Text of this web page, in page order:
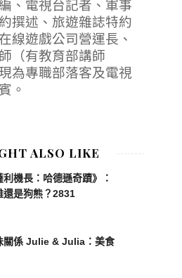
、電視台記者、軍事
撰述、旅遊雜誌特約
線遊戲公司營運長、
（有教育部講師
為專職部落客及電視
。
ALSO LIKE
利機長：哈德遜奇蹟》：
還是狗熊？2831
關係 Julie & Julia：美食